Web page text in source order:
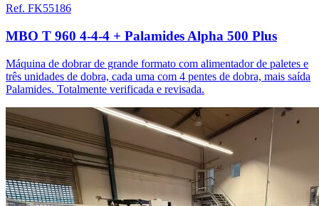
Ref. FK55186
MBO T 960 4-4-4 + Palamides Alpha 500 Plus
Máquina de dobrar de grande formato com alimentador de paletes e
três unidades de dobra, cada uma com 4 pentes de dobra, mais saída
Palamides. Totalmente verificada e revisada.